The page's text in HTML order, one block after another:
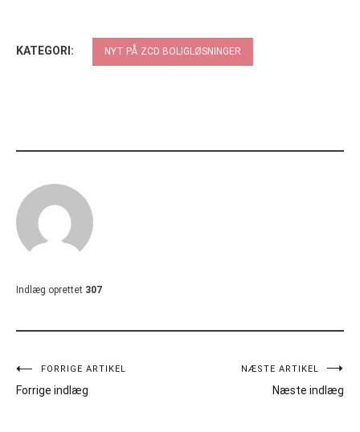
KATEGORI: NYT PÅ ZCD BOLIGLØSNINGER
Indlæg oprettet 307
Indlægsnavigation
FORRIGE ARTIKEL
Forrige indlæg
NÆSTE ARTIKEL
Næste indlæg